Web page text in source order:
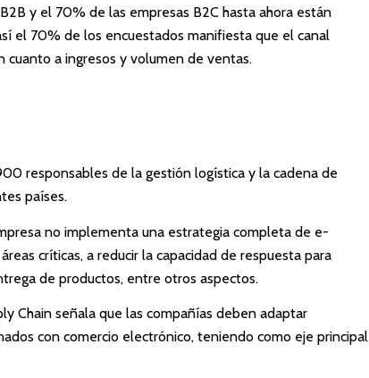
y el 70% de las empresas B2C hasta ahora están
el 70% de los encuestados manifiesta que el canal
cuanto a ingresos y volumen de ventas.
responsables de la gestión logística y la cadena de
países.
no implementa una estrategia completa de e-
críticas, a reducir la capacidad de respuesta para
de productos, entre otros aspectos.
Chain señala que las compañías deben adaptar
con comercio electrónico, teniendo como eje principal